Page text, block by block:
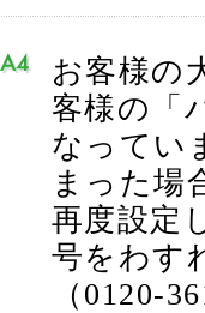
お客様の
客様の「
なってい
まった場
再度設定
号をわす
（0120-